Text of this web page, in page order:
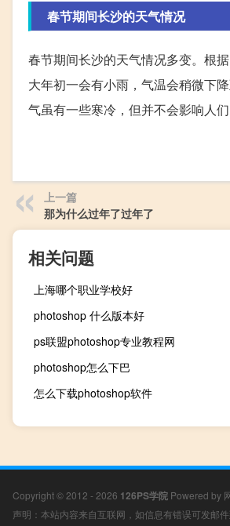
春节期间长沙的天气情况
春节期间长沙的天气情况多变。根
大年初一会有小雨，气温会稍微下
气虽有一些寒冷，但并不会影响人们
上一篇
那为什么过年了过年了
相关问题
上海哪个职业学校好
photoshop 什么版本好
ps联盟photoshop专业教程网
photoshop怎么下巴
怎么下载photoshop软件
Copyright © 2012 - 2026 126PS学院 Powered by
声明：本站内容来自互联网，如信息有错误可发邮